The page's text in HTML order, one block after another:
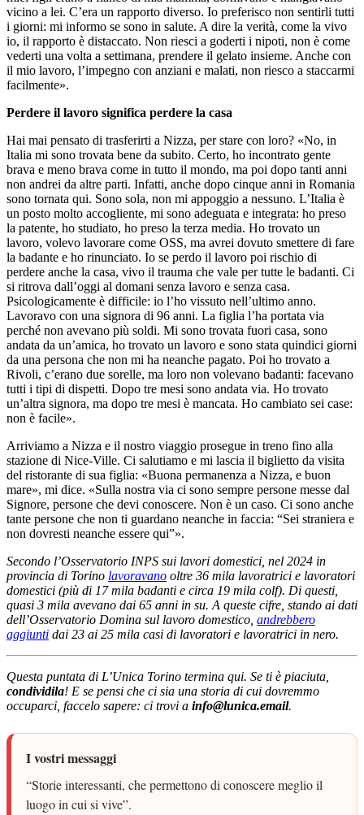
vicino a lei. C’era un rapporto diverso. Io preferisco non sentirli tutti
i giorni: mi informo se sono in salute. A dire la verità, come la vivo
io, il rapporto è distaccato. Non riesci a goderti i nipoti, non è come
vederti una volta a settimana, prendere il gelato insieme. Anche con
il mio lavoro, l’impegno con anziani e malati, non riesco a staccarmi
facilmente».
Perdere il lavoro significa perdere la casa
Hai mai pensato di trasferirti a Nizza, per stare con loro? «No, in
Italia mi sono trovata bene da subito. Certo, ho incontrato gente
brava e meno brava come in tutto il mondo, ma poi dopo tanti anni
non andrei da altre parti. Infatti, anche dopo cinque anni in Romania
sono tornata qui. Sono sola, non mi appoggio a nessuno. L’Italia è
un posto molto accogliente, mi sono adeguata e integrata: ho preso
la patente, ho studiato, ho preso la terza media. Ho trovato un
lavoro, volevo lavorare come OSS, ma avrei dovuto smettere di fare
la badante e ho rinunciato. Io se perdo il lavoro poi rischio di
perdere anche la casa, vivo il trauma che vale per tutte le badanti. Ci
si ritrova dall’oggi al domani senza lavoro e senza casa.
Psicologicamente è difficile: io l’ho vissuto nell’ultimo anno.
Lavoravo con una signora di 96 anni. La figlia l’ha portata via
perché non avevano più soldi. Mi sono trovata fuori casa, sono
andata da un’amica, ho trovato un lavoro e sono stata quindici giorni
da una persona che non mi ha neanche pagato. Poi ho trovato a
Rivoli, c’erano due sorelle, ma loro non volevano badanti: facevano
tutti i tipi di dispetti. Dopo tre mesi sono andata via. Ho trovato
un’altra signora, ma dopo tre mesi è mancata. Ho cambiato sei case:
non è facile».
Arriviamo a Nizza e il nostro viaggio prosegue in treno fino alla
stazione di Nice-Ville. Ci salutiamo e mi lascia il biglietto da visita
del ristorante di sua figlia: «Buona permanenza a Nizza, e buon
mare», mi dice. «Sulla nostra via ci sono sempre persone messe dal
Signore, persone che devi conoscere. Non è un caso. Ci sono anche
tante persone che non ti guardano neanche in faccia: “Sei straniera e
non dovresti neanche essere qui”».
Secondo l’Osservatorio INPS sui lavori domestici, nel 2024 in
provincia di Torino lavoravano oltre 36 mila lavoratrici e lavoratori
domestici (più di 17 mila badanti e circa 19 mila colf). Di questi,
quasi 3 mila avevano dai 65 anni in su. A queste cifre, stando ai dati
dell’Osservatorio Domina sul lavoro domestico, andrebbero
aggiunti dai 23 ai 25 mila casi di lavoratori e lavoratrici in nero.
Questa puntata di L’Unica Torino termina qui. Se ti è piaciuta,
condividila! E se pensi che ci sia una storia di cui dovremmo
occuparci, faccelo sapere: ci trovi a info@lunica.email.
I vostri messaggi
“Storie interessanti, che permettono di conoscere meglio il
luogo in cui si vive”.